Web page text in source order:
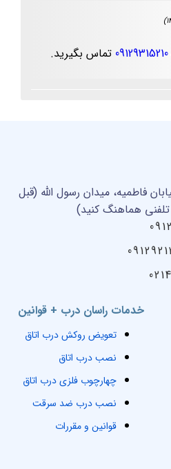
09129315210 تماس بگیرید.
خدمات راسان درب + قوانین
تعویض روکش درب اتاق
نصب درب اتاق
چهارچوب فلزی درب اتاق
نصب درب ضد سرقت
قوانین و مقررات
فاطمیه، میدان رسول الله (قبل
هماهنگ کنید)